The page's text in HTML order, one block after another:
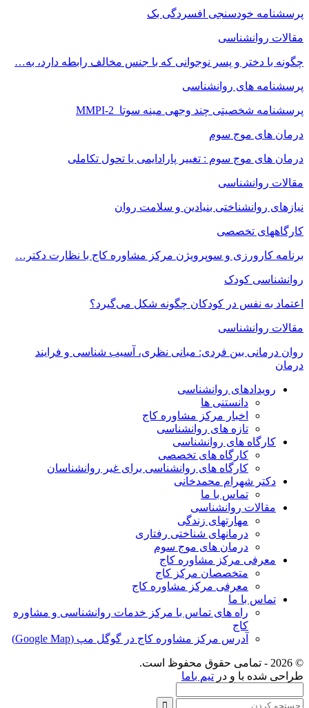
پرسشنامه خودسنجی افسردگی بک
مقالات روانشناسی
چگونه با دختر و پسر نوجوانی که با جنس مخالف رابطه دارد، به…
پرسشنامه های روانشناسی
پرسشنامه شخصیتی چند وجهی مینه سوتا MMPI-2
درمان های موج سوم
درمان های موج سوم : تغییر پارادایمی یا تحول تکاملی
مقالات روانشناسی
نیازهای روانشناختی بنیادین و سلامت روان
کارگاههای تخصصی
برنامه کارورزی و سوپرویژن مرکز مشاوره کاج با نظارت دکتر…
روانشناسی کودک
اعتماد به‌ نفس در کودکان چگونه شکل می‌گیرد؟
مقالات روانشناسی
روان درمانی بین فردی: مبانی نظری، آسیب شناسی و فرایند
درمان
رویدادهای روانشناسی
دانستنی ها
اخبار مرکز مشاوره کاج
تازه های روانشناسی
کارگاه های روانشناسی
کارگاه های تخصصی
کارگاه های روانشناسی برای غیر روانشناسان
دکتر شهرام محمدخانی
تماس با ما
مقالات روانشناسی
مهارتهای زندگی
درمانهای شناختی رفتاری
درمان های موج سوم
معرفی مرکز مشاوره کاج
متخصصان مرکز کاج
معرفی مرکز مشاوره کاج
تماس با ما
راه های تماس با مرکز خدمات روانشناسی و مشاوره
کاج
آدرس مرکز مشاوره کاج در گوگل مپ (Google Map)
© 2026 - تمامی حقوق محفوظ است.
طراحی شده با و در تیم باما